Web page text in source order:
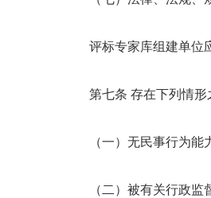
评标专家库组建单位
第七条 存在下列情
（一）无民事行为
（二）被有关行政